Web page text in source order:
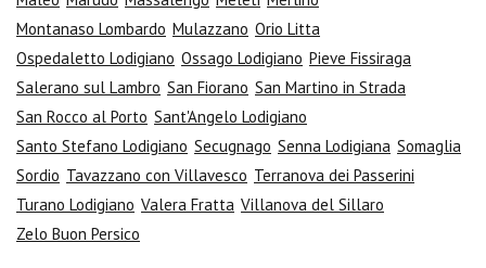
Montanaso Lombardo Mulazzano Orio Litta
Ospedaletto Lodigiano Ossago Lodigiano Pieve Fissiraga
Salerano sul Lambro San Fiorano San Martino in Strada
San Rocco al Porto Sant'Angelo Lodigiano
Santo Stefano Lodigiano Secugnago Senna Lodigiana Somaglia
Sordio Tavazzano con Villavesco Terranova dei Passerini
Turano Lodigiano Valera Fratta Villanova del Sillaro
Zelo Buon Persico